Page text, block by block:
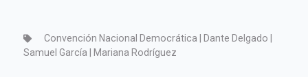
Convención Nacional Democrática | Dante Delgado |
Samuel García | Mariana Rodríguez